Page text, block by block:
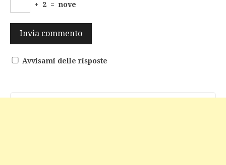
+ 2 = nove
Avvisami delle risposte